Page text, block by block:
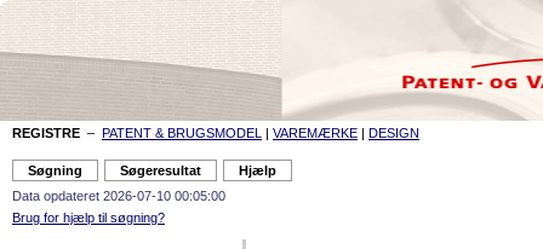
REGISTRE – PATENT & BRUGSMODEL | VAREMÆRKE | DESIGN
Data opdateret 2026-07-10 00:05:00
Brug for hjælp til søgning?